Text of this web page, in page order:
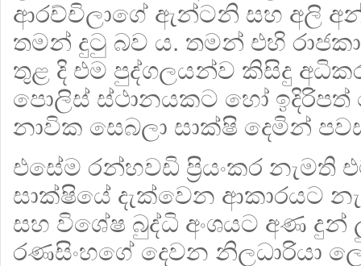
ආරච්චිලාගේ ඇන්ටනි සහ අලි
තමන් දුටු බව ය. තමන් එහි
තුළ දි එම පුද්ගලයන්ව කිසිදු
පොලිස් ස්ථානයකට හෝ
නාවික සෙබලා සාක්ෂි දෙමින්
එසේම රන්හවඩි ප්‍රියංකර නැමති
සාක්ෂියේ දැක්වෙන ආකාරයට
සහ විශේෂ බුද්ධි අංශයට අණ
රණසිංහගේ දෙවන නිලධාරියා